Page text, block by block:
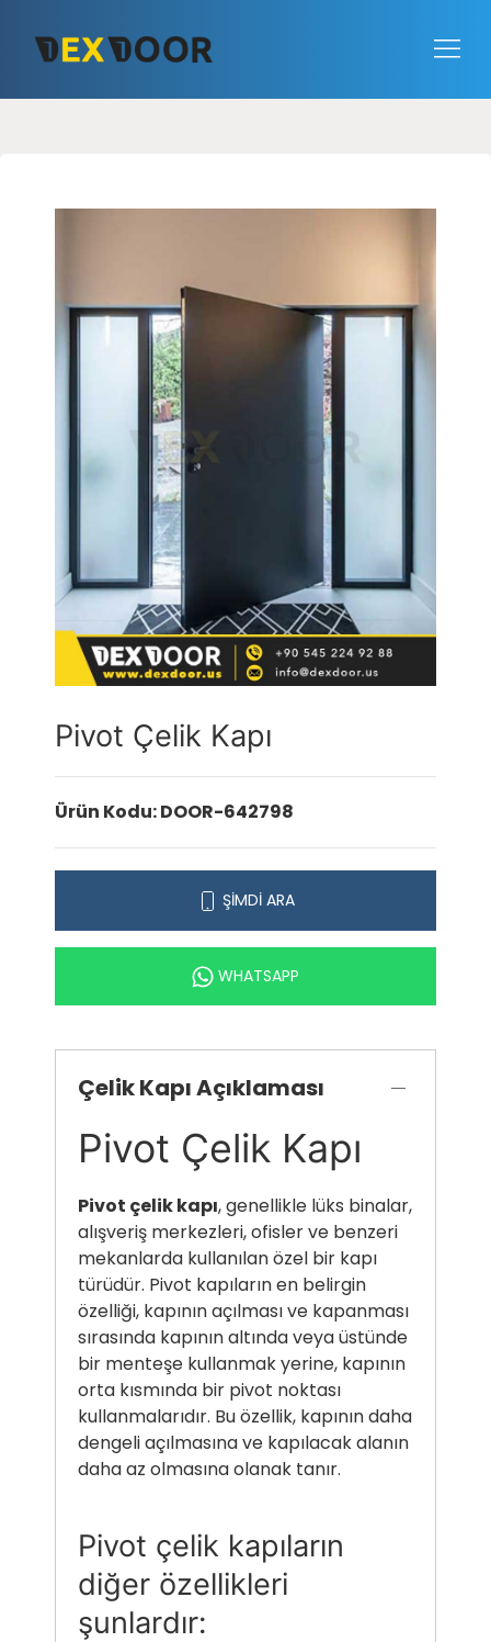
Pivot Çelik Kapı
Ürün Kodu: DOOR-642798
ŞİMDİ ARA
WHATSAPP
Çelik Kapı Açıklaması
Pivot Çelik Kapı
Pivot çelik kapı, genellikle lüks binalar,
alışveriş merkezleri, ofisler ve benzeri
mekanlarda kullanılan özel bir kapı
türüdür. Pivot kapıların en belirgin
özelliği, kapının açılması ve kapanması
sırasında kapının altında veya üstünde
bir menteşe kullanmak yerine, kapının
orta kısmında bir pivot noktası
kullanmalarıdır. Bu özellik, kapının daha
dengeli açılmasına ve kapılacak alanın
daha az olmasına olanak tanır.
Pivot çelik kapıların
diğer özellikleri
şunlardır: